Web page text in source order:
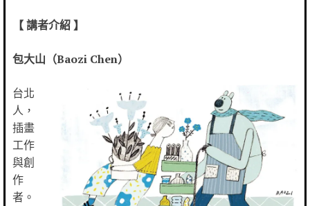
【 講者介紹 】
包大山（Baozi Chen）
台北
人，
插畫
工作
與創
作
者。